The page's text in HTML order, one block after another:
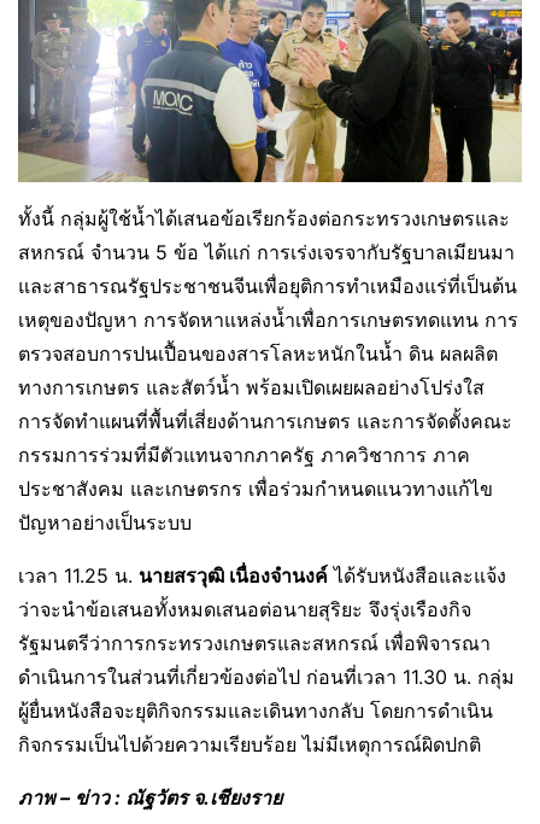
ทั้งนี้ กลุ่มผู้ใช้น้ำได้เสนอข้อเรียกร้องต่อกระทรวงเกษตรและ
สหกรณ์ จำนวน 5 ข้อ ได้แก่ การเร่งเจรจากับรัฐบาลเมียนมา
และสาธารณรัฐประชาชนจีนเพื่อยุติการทำเหมืองแร่ที่เป็นต้น
เหตุของปัญหา การจัดหาแหล่งน้ำเพื่อการเกษตรทดแทน การ
ตรวจสอบการปนเปื้อนของสารโลหะหนักในน้ำ ดิน ผลผลิต
ทางการเกษตร และสัตว์น้ำ พร้อมเปิดเผยผลอย่างโปร่งใส
การจัดทำแผนที่พื้นที่เสี่ยงด้านการเกษตร และการจัดตั้งคณะ
กรรมการร่วมที่มีตัวแทนจากภาครัฐ ภาควิชาการ ภาค
ประชาสังคม และเกษตรกร เพื่อร่วมกำหนดแนวทางแก้ไข
ปัญหาอย่างเป็นระบบ
เวลา 11.25 น. นายสรวุฒิ เนื่องจำนงค์ ได้รับหนังสือและแจ้ง
ว่าจะนำข้อเสนอทั้งหมดเสนอต่อนายสุริยะ จึงรุ่งเรืองกิจ
รัฐมนตรีว่าการกระทรวงเกษตรและสหกรณ์ เพื่อพิจารณา
ดำเนินการในส่วนที่เกี่ยวข้องต่อไป ก่อนที่เวลา 11.30 น. กลุ่ม
ผู้ยื่นหนังสือจะยุติกิจกรรมและเดินทางกลับ โดยการดำเนิน
กิจกรรมเป็นไปด้วยความเรียบร้อย ไม่มีเหตุการณ์ผิดปกติ
ภาพ – ข่าว : ณัฐวัตร จ.เชียงราย